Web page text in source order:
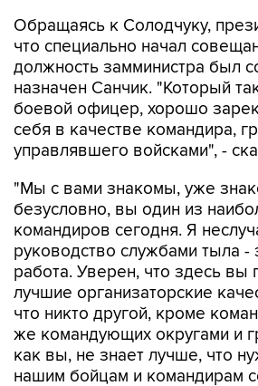
Обращаясь к Солодчуку,
что специально начал
должность замминистра был
назначен Санчик. "Который
боевой офицер, хорошо
себя в качестве командира,
управлявшего войсками", -
"Мы с вами знакомы, уже
безусловно, вы один из
командиров сегодня. Я
руководство службами тыла -
работа. Уверен, что здесь вы
лучшие организаторские
что никто другой, кроме
же командующих округами и
как вы, не знает лучше, что
нашим бойцам и командирам